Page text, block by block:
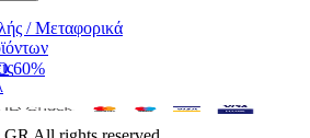
60%
/ Μεταφορικά